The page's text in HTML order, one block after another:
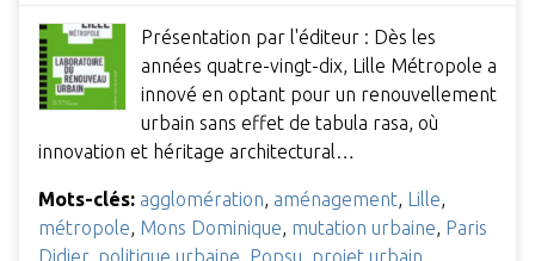
Présentation par l'éditeur : Dès les
années quatre-vingt-dix, Lille Métropole a
innové en optant pour un renouvellement
urbain sans effet de tabula rasa, où
innovation et héritage architectural…
Mots-clés: agglomération aménagement Lille
métropole Mons Dominique mutation urbaine Paris
Didier, politique urbaine Popsu projet urbain